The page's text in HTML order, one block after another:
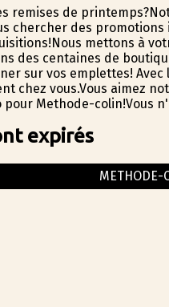
remises de
chercher des
mettons à
des centaines de
sur vos emplettes!
chez vous.Vous aimez
pour Methode-colin!Vous
expirés
METHODE-